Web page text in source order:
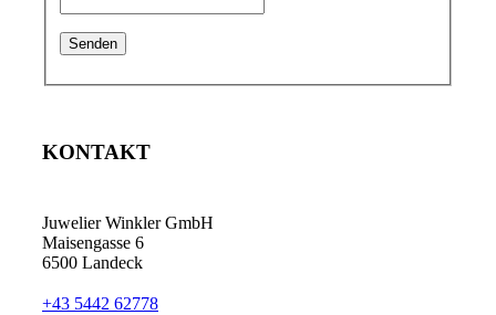
KONTAKT
Juwelier Winkler GmbH
Maisengasse 6
6500 Landeck
+43 5442 62778